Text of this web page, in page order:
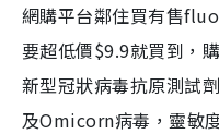
網購平台鄰住買有售
要超低價$9.9就買到，
新型冠狀病毒抗原測試
及Omicorn病毒，靈敏